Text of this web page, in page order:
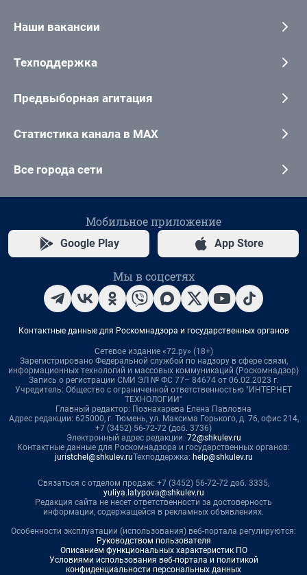
Наши вакансии
Техподдержка
Предвыборная агитация
Статистика канала в MAX
Все города сети
Мобильное приложение
Google Play App Store
Мы в соцсетях
Контактные данные для Роскомнадзора и государственных органов
Сетевое издание «72.ру» (18+)
Зарегистрировано Федеральной службой по надзору в сфере связи,
информационных технологий и массовых коммуникаций (Роскомнадзор)
Запись о регистрации СМИ ЭЛ № ФС 77– 84674 от 06.02.2023 г.
Учредитель: Общество с ограниченной ответственностью "ИНТЕРНЕТ
ТЕХНОЛОГИИ"
Главный редактор: Познахарева Елена Павловна
Адрес редакции: 625000, г. Тюмень, ул. Максима Горького, д. 76, офис 214,
+7 (3452) 56-72-72 (доб. 3736)
Электронный адрес редакции: 72@shkulev.ru
Контактные данные для Роскомнадзора и государственных органов:
juristchel@shkulev.ruТехподдержка: help@shkulev.ru
Связаться с отделом продаж: +7 (3452) 56-72-72 доб. 3335,
yuliya.latypova@shkulev.ru
Редакция сайта не несет ответственности за достоверность
информации, содержащейся в рекламных объявлениях.
Особенности эксплуатации (использования) веб-портала регулируются:
Руководством пользователя
Описанием функциональных характеристик ПО
Условиями использования веб-портала и политикой
конфиденциальности персональных данных